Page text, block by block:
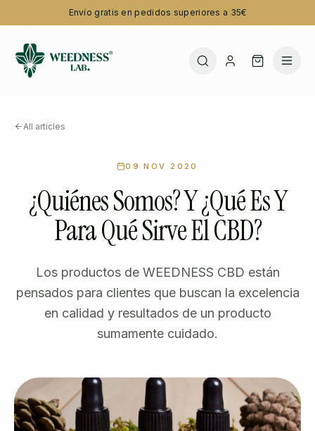
Envío gratis en pedidos superiores a 35€
All articles
09 NOV 2020
¿Quiénes Somos? Y ¿Qué Es Y
Para Qué Sirve El CBD?
Los productos de WEEDNESS CBD están
pensados para clientes que buscan la excelencia
en calidad y resultados de un producto
sumamente cuidado.